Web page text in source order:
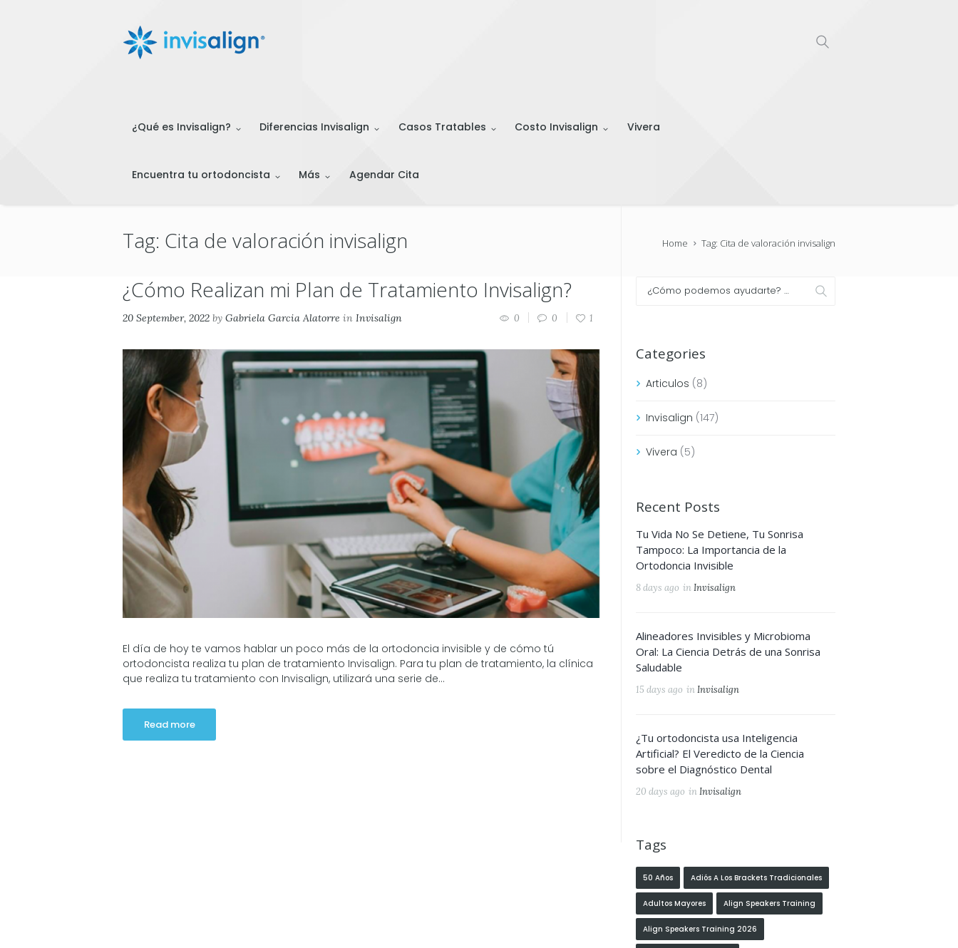
¿Qué es Invisalign? Diferencias Invisalign Casos Tratables Costo Invisalign Vivera
Encuentra tu ortodoncista Más Agendar Cita
Tag: Cita de valoración invisalign Home Tag: Cita de valoración invisalign
¿Cómo Realizan mi Plan de Tratamiento Invisalign?
20 September, 2022 by Gabriela Garcia Alatorre in Invisalign 0 0 1
El día de hoy te vamos hablar un poco más de la ortodoncia invisible y de cómo tú
ortodoncista realiza tu plan de tratamiento Invisalign. Para tu plan de tratamiento, la clínica
que realiza tu tratamiento con Invisalign, utilizará una serie de...
Read more
Categories
Articulos (8)
Invisalign (147)
Vivera (5)
Recent Posts
Tu Vida No Se Detiene, Tu Sonrisa
Tampoco: La Importancia de la
Ortodoncia Invisible
8 days ago inInvisalign
Alineadores Invisibles y Microbioma
Oral: La Ciencia Detrás de una Sonrisa
Saludable
15 days ago inInvisalign
¿Tu ortodoncista usa Inteligencia
Artificial? El Veredicto de la Ciencia
sobre el Diagnóstico Dental
20 days ago inInvisalign
Tags
50 Años Adiós A Los Brackets Tradicionales
Adultos Mayores Align Speakers Training
Align Speakers Training 2026